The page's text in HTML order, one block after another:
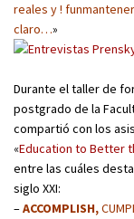
reales y !
claro…»
Durante el taller de
postgrado de la
compartió con los
«Education to Better
entre las cuáles
siglo XXI:
–ACCOMPLISH,